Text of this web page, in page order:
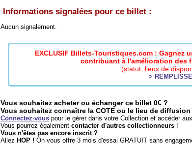
Informations signalées pour ce billet :
Aucun signalement.
EXCLUSIF Billets-Touristiques.com : Gagnez
contribuant à l'amélioration des
(statut, lieux de
>
Vous souhaitez acheter ou échanger ce billet 0€ ?
Vous souhaitez connaître la COTE ou le lieu de
Connectez-vous pour le gérer dans votre Collection et accéder
Vous pourrez également contacter d'autres collectionneurs !
Vous n'êtes pas encore inscrit ?
Allez HOP ! On vous offre 3 mois d'essai GRATUIT sans